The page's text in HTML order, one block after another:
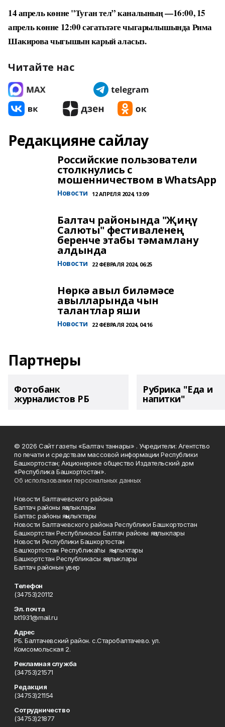
14 апрель көнне "Туган тел” каналының —16:00, 15
апрель көнне 12:00 сәгатьтәге чыгарылышында Рима
Шакирова чыгышын карый аласыз.
Читайте нас
Редакцияне сайлау
Российские пользователи
столкнулись с
мошенничеством в WhatsApp
Новости 12 АПРЕЛЯ 2024, 13:09
Балтач районында "Җиңү
Салюты" фестиваленең
беренче этабы тәмамлану
алдында
Новости 22 ФЕВРАЛЯ 2024, 06:25
Нөркә авыл биләмәсе
авылларында чын
талантлар яши
Новости 22 ФЕВРАЛЯ 2024, 04:16
Партнеры
Фотобанк
журналистов РБ
Рубрика "Еда и
напитки"
© 2026 Сайт газеты «Балтач таннары» . Учредители: Агентство
по печати и средствам массовой информации Республики
Башкортостан; Акционерное общество Издательский дом
«Республика Башкортостан».
Об использовании персональных данных
Новости Балтачевского района
Балтач районы яңалыклары
Балтас районы яңылыҡтары
Новости Балтачевского района Республики Башкортостан
Башкортстан Республикасы Балтач районы яңалыклары
Новости Республики Башкортостан
Башҡортостан Республикаһы яңылыҡтары
Башкортстан Республикасы яңалыклары
Балтач районын увер
Телефон
(34753)20112
Эл. почта
bt1931@mail.ru
Адрес
РБ. Балтачевский район. с.Старобалтачево. ул.
Комсомольская 2.
Рекламная служба
(34753)21571
Редакция
(34753)21154
Сотрудничество
(34753)21877